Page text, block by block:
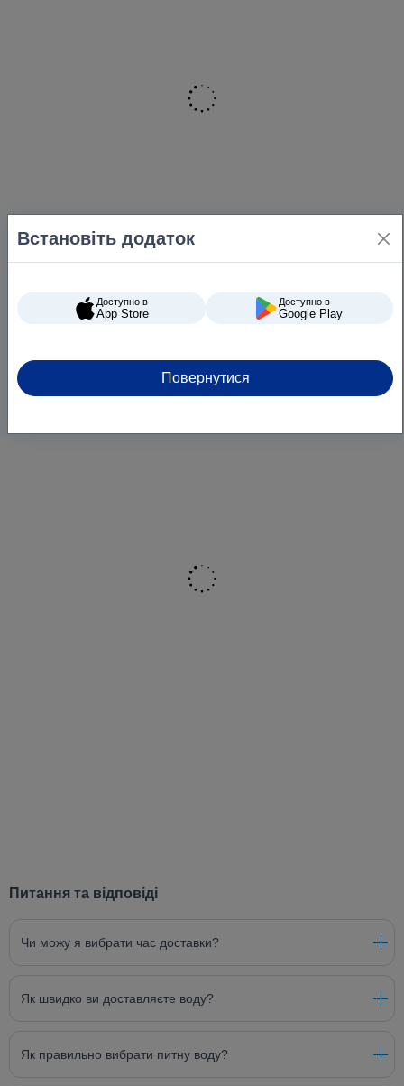
Питання та відповіді
Чи можу я вибрати час доставки?
Як швидко ви доставляєте воду?
Як правильно вибрати питну воду?
Встановіть додаток
Доступно в
App Store
Доступно в
Google Play
Повернутися